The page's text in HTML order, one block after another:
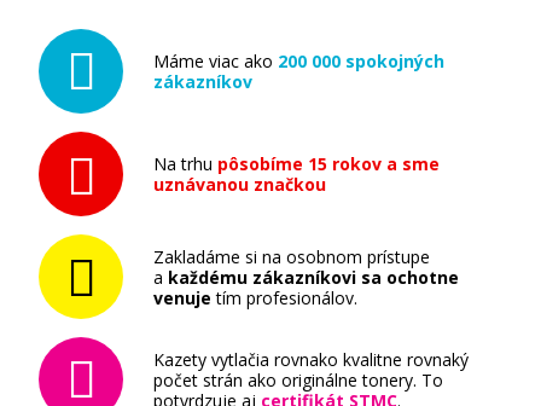
41,90 €
Kompatibilná náplň s EPSON T9451
Kompatibilná náplň
Máme viac ako 200 000 spokojných
zákazníkov
Na trhu pôsobíme 15 rokov a sme
uznávanou značkou
Zakladáme si na osobnom prístupe
a každému zákazníkovi sa ochotne
venuje tím profesionálov.
Kazety vytlačia rovnako kvalitne rovnaký
počet strán ako originálne tonery. To
potvrdzuje aj certifikát STMC.